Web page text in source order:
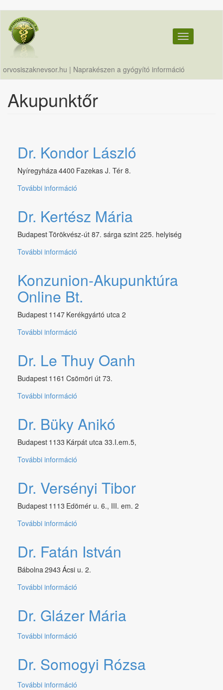
tartalomra
orvosiszaknevsor.hu | Naprakészen a gyógyító információ
Toggle
Akupunktőr
Dr. Kondor László
Nyíregyháza4400 Fazekas J. Tér 8.
További információ
tartalommal
Dr. Kertész Mária
BudapestTörökvész-út 87. sárga szint 225. helyiség
További információ
tartalommal
kapcsolatosan
Konzunion-Akupunktúra
Online Bt.
Budapest 1147 Kerékgyártó utca 2
További információ
Bt.
tartalommal
kapcsolatosan
Dr. Le Thuy Oanh
Budapest 1161 Csömöri út 73.
További információ
Oanh
kapcsolatosan
Dr. Büky Anikó
Budapest 1133 Kárpát utca 33.I.em.5,
További információ
tartalommal
kapcsolatosan
Dr. Versényi Tibor
Budapest 1113 Edömér u. 6., III. em. 2
További információ
tartalommal
Dr. Fatán István
Bábolna2943 Ácsi u. 2.
További információ
tartalommal
Dr. Glázer Mária
További információ
tartalommal
kapcsolatosan
Dr. Somogyi Rózsa
További információ